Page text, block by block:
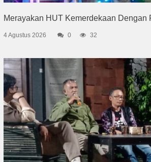
Merayakan HUT Kemerdekaan Dengan
4 Agustus 2026 0 32